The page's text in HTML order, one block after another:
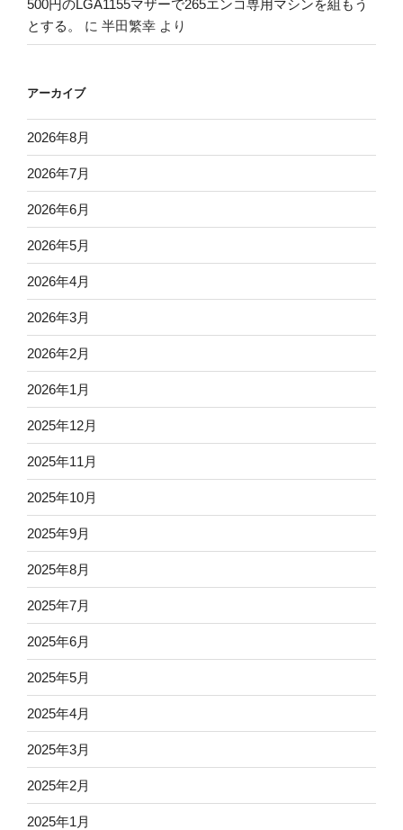
500円のLGA1155マザーで265エンコ専用マシンを組もう
とする。
に 半田繁幸 より
アーカイブ
2026年8月
2026年7月
2026年6月
2026年5月
2026年4月
2026年3月
2026年2月
2026年1月
2025年12月
2025年11月
2025年10月
2025年9月
2025年8月
2025年7月
2025年6月
2025年5月
2025年4月
2025年3月
2025年2月
2025年1月